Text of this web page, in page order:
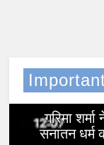
गरिमा
सनातन धर्म